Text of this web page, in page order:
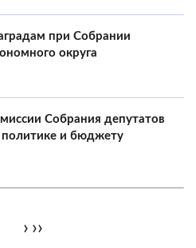
при Собрании
округа
Собрания депутатов
политике и бюджету
› ››